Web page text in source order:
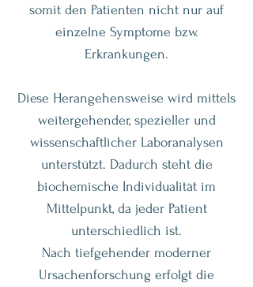
somit den Patienten nicht nur auf
einzelne Symptome bzw.
Erkrankungen.
Diese Herangehensweise wird mittels
weitergehender, spezieller und
wissenschaftlicher Laboranalysen
unterstützt. Dadurch steht die
biochemische Individualität im
Mittelpunkt, da jeder Patient
unterschiedlich ist.
Nach tiefgehender moderner
Ursachenforschung erfolgt die